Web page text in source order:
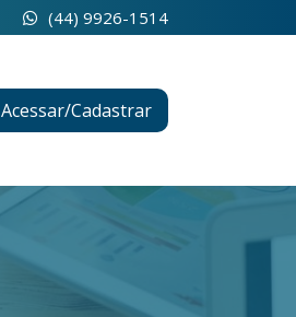
(44) 9926-1514
Acessar/Cadastrar